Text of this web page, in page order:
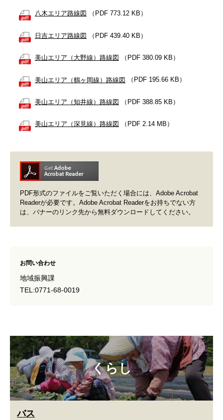
くらし
バス
八木エリア路線図 （PDF 773.12 KB）
日吉エリア路線図 （PDF 439.40 KB）
美山エリア（大野線）路線図 （PDF 380.09 KB）
美山エリア（鶴ヶ岡線）路線図 （PDF 195.66 KB）
美山エリア（知井線）路線図 （PDF 388.85 KB）
美山エリア（深見線）路線図 （PDF 2.14 MB）
PDF形式のファイルをご覧いただく場合には、Adobe Acrobat
Readerが必要です。Adobe Acrobat Readerをお持ちでない方
は、バナーのリンク先から無料ダウンロードしてください。
お問い合わせ
地域振興課
TEL:0771-68-0019